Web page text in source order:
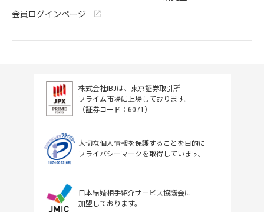
会員ログインページ
株式会社IBJは、東京証券取引所
プライム市場に上場しております。
（証券コード：6071）
大切な個人情報を保護することを目的に
プライバシーマークを取得しています。
日本結婚相手紹介サービス協議会に
加盟しております。